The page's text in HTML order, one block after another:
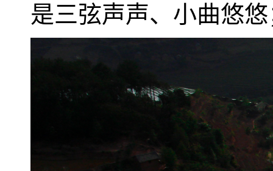
是三弦声声、小曲悠